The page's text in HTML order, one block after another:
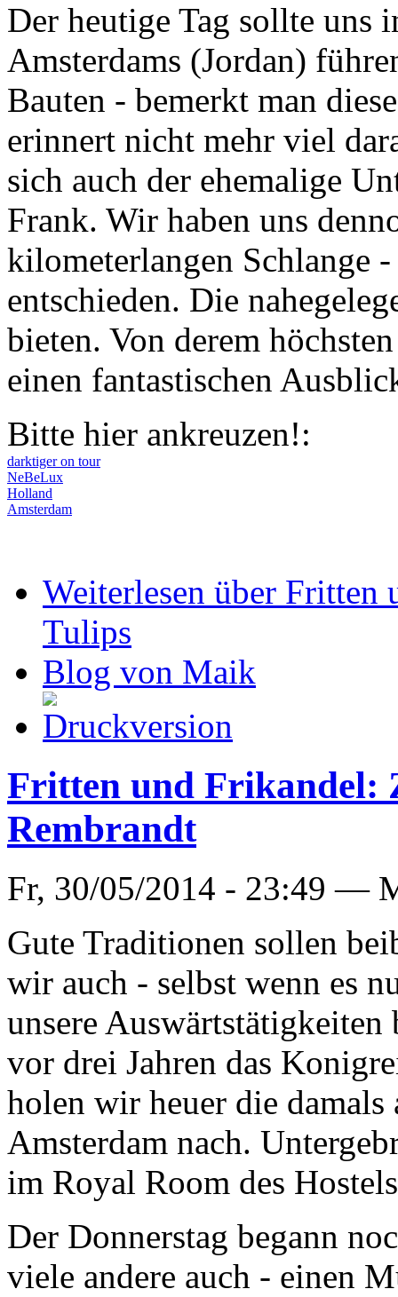
Der heutige Tag sollte uns
Amsterdams (Jordan)
Bauten - bemerkt man
erinnert nicht mehr viel
sich auch der ehemalige
Frank. Wir haben uns
kilometerlangen Schlange
entschieden. Die
bieten. Von derem
einen fantastischen
Bitte hier ankreuzen!:
darktiger on tour
NeBeLux
Holland
Amsterdam
Weiterlesen über Fritten
Tulips
Blog von Maik
Fritten und Frikandel:
Rembrandt
Fr, 30/05/2014 - 23:49 —
Gute Traditionen sollen
wir auch - selbst wenn es
unsere
vor drei Jahren das
holen wir heuer die damals
Amsterdam nach.
im Royal Room des
Der Donnerstag begann
viele andere auch - einen